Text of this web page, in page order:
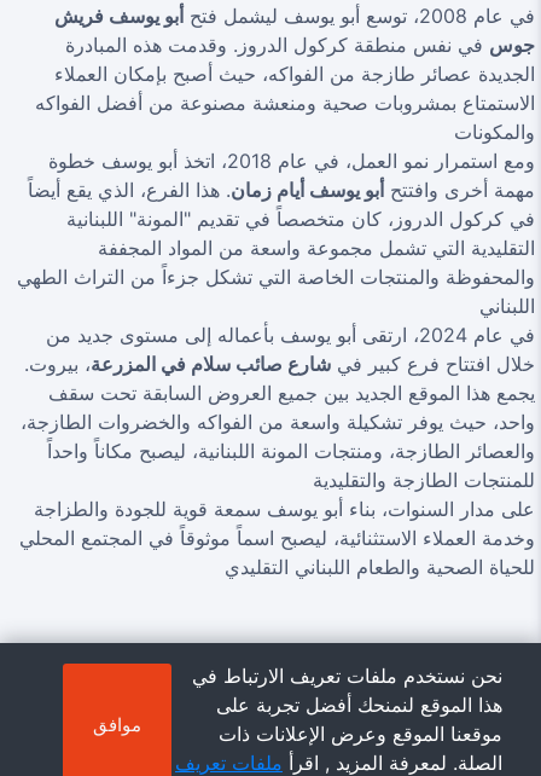
في عام 2008، توسع أبو يوسف ليشمل فتح
أبو يوسف فريش
جوس في نفس منطقة كركول الدروز. وقدمت هذه المبادرة
الجديدة عصائر طازجة من الفواكه، حيث أصبح بإمكان العملاء
الاستمتاع بمشروبات صحية ومنعشة مصنوعة من أفضل الفواكه
والمكونات
ومع استمرار نمو العمل، في عام 2018، اتخذ أبو يوسف خطوة
مهمة أخرى وافتتحأبو يوسف أيام زمان. هذا الفرع، الذي يقع أيضاً
في كركول الدروز، كان متخصصاً في تقديم "المونة" اللبنانية
التقليدية التي تشمل مجموعة واسعة من المواد المجففة
والمحفوظة والمنتجات الخاصة التي تشكل جزءاً من التراث الطهي
اللبناني
في عام 2024، ارتقى أبو يوسف بأعماله إلى مستوى جديد من
خلال افتتاح فرع كبير في شارع صائب سلام في المزرعة، بيروت.
يجمع هذا الموقع الجديد بين جميع العروض السابقة تحت سقف
واحد، حيث يوفر تشكيلة واسعة من الفواكه والخضروات الطازجة،
والعصائر الطازجة، ومنتجات المونة اللبنانية، ليصبح مكاناً واحداً
للمنتجات الطازجة والتقليدية
على مدار السنوات، بناء أبو يوسف سمعة قوية للجودة والطزاجة
وخدمة العملاء الاستثنائية، ليصبح اسماً موثوقاً في المجتمع المحلي
للحياة الصحية والطعام اللبناني التقليدي
نحن نستخدم ملفات تعريف الارتباط في
هذا الموقع لنمنحك أفضل تجربة على
موقعنا الموقع وعرض الإعلانات ذات
الصلة. لمعرفة المزيد , اقرأ ملفات تعريف
موافق